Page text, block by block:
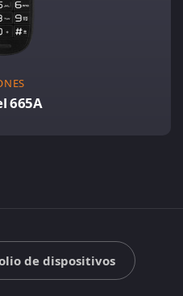
665A
de dispositivos